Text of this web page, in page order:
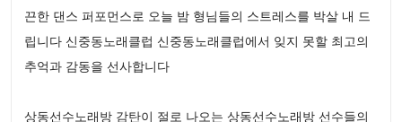
끈한 댄스 퍼포먼스로 오늘 밤 형님들의 스트레스를 박살 내 드
립니다 신중동노래클럽 신중동노래클럽에서 잊지 못할 최고의
추억과 감동을 선사합니다
상동선수노래방 감탄이 절로 나오는 상동선수노래방 선수들의